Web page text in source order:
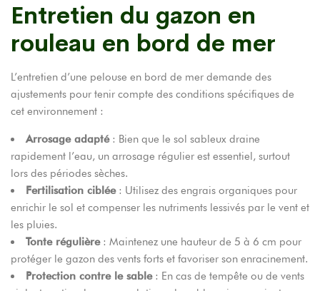
Entretien du gazon en
rouleau en bord de mer
L’entretien d’une pelouse en bord de mer demande des
ajustements pour tenir compte des conditions spécifiques de
cet environnement :
Arrosage adapté: Bien que le sol sableux draine
rapidement l’eau, un arrosage régulier est essentiel, surtout
lors des périodes sèches.
Fertilisation ciblée: Utilisez des engrais organiques pour
enrichir le sol et compenser les nutriments lessivés par le vent et
les pluies.
Tonte régulière: Maintenez une hauteur de 5 à 6 cm pour
protéger le gazon des vents forts et favoriser son enracinement.
Protection contre le sable: En cas de tempête ou de vents